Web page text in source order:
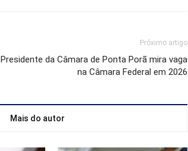
Próximo artigo
Presidente da Câmara de Ponta Porã mira vaga
na Câmara Federal em 2026
Mais do autor